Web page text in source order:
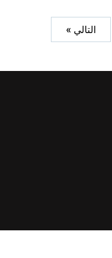
التالي »